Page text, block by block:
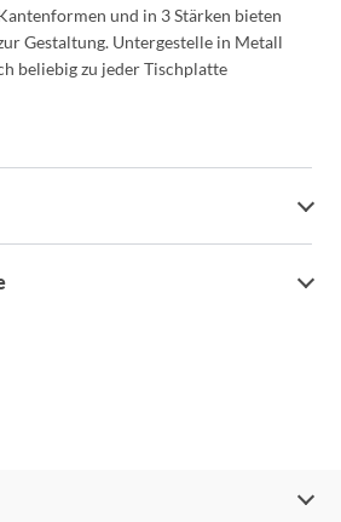
und in 3 Stärken bieten
Gestaltung. Untergestelle in Metall
beliebig zu jeder Tischplatte